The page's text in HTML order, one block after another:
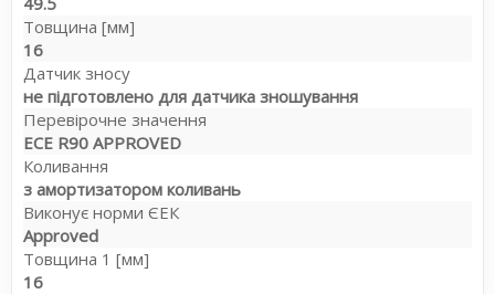
Товщина [мм]
16
Датчик зносу
не підготовлено для датчика зношування
Перевірочне значення
ECE R90 APPROVED
Коливання
з амортизатором коливань
Виконує норми ЄЕК
Approved
Товщина 1 [мм]
16